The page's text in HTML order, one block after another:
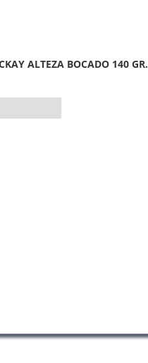
ALTEZA BOCADO 140 GR.